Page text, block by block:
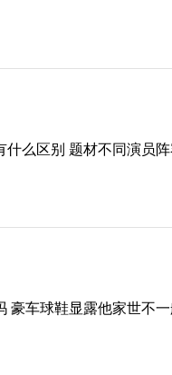
什么区别 题材不同演员
豪车球鞋显露他家世不